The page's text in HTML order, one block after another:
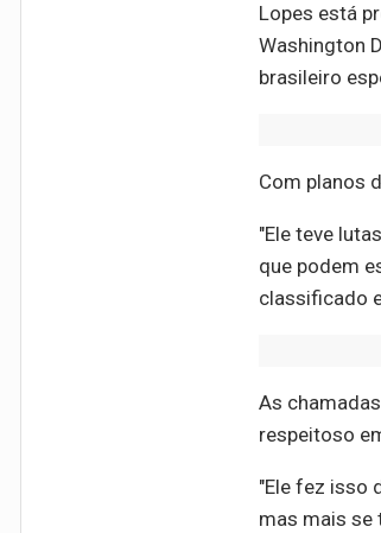
Lopes está
Washington
brasileiro
Com planos
"Ele teve
que podem
classificado
As
respeitoso
"Ele fez isso
mas mais se